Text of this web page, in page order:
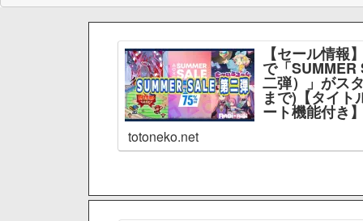
【セール情報
で「
二弾）」がス
まで)【タイト
ート機能付き
totoneko.net